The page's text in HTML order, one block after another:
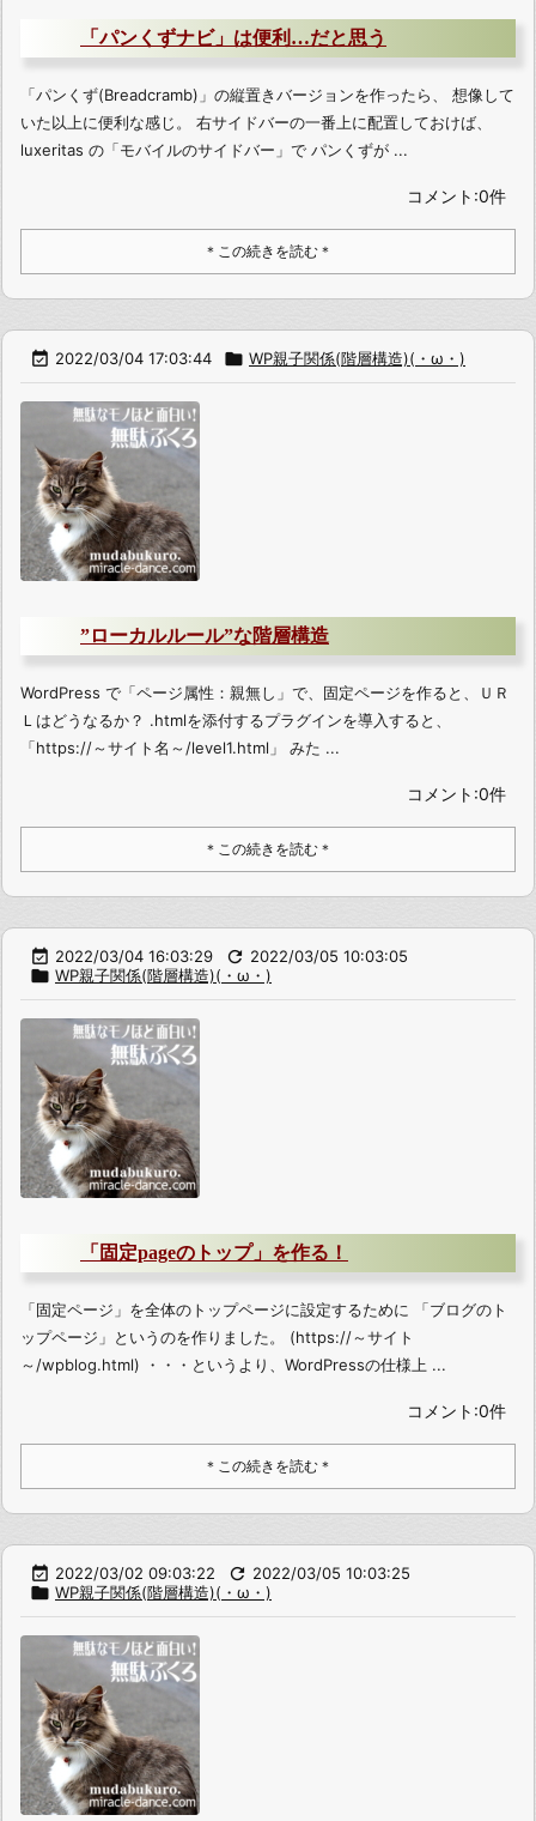
「パンくずナビ」は便利…だと思う
「パンくず(Breadcramb)」の縦置きバージョンを作ったら、 想像して
いた以上に便利な感じ。 右サイドバーの一番上に配置しておけば、
luxeritas の「モバイルのサイドバー」で パンくずが ...
コメント:0件
＊この続きを読む＊
 2022/03/04 17:03:44  WP親子関係(階層構造)(・ω・)
”ローカルルール”な階層構造
WordPress で「ページ属性：親無し」で、固定ページを作ると、ＵＲ
Ｌはどうなるか？ .htmlを添付するプラグインを導入すると、
「https://～サイト名～/level1.html」 みた ...
コメント:0件
＊この続きを読む＊
 2022/03/04 16:03:29  2022/03/05 10:03:05
 WP親子関係(階層構造)(・ω・)
「固定pageのトップ」を作る！
「固定ページ」を全体のトップページに設定するために 「ブログのト
ップページ」というのを作りました。 (https://～サイト
～/wpblog.html) ・・・というより、WordPressの仕様上 ...
コメント:0件
＊この続きを読む＊
 2022/03/02 09:03:22  2022/03/05 10:03:25
 WP親子関係(階層構造)(・ω・)